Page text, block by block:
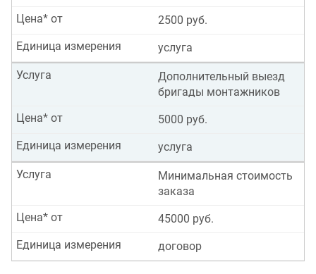
2500 руб.
Цена* от
услуга
Единица измерения
Дополнительный выезд
бригады монтажников
Услуга
5000 руб.
Цена* от
услуга
Единица измерения
Минимальная стоимость
заказа
Услуга
45000 руб.
Цена* от
договор
Единица измерения